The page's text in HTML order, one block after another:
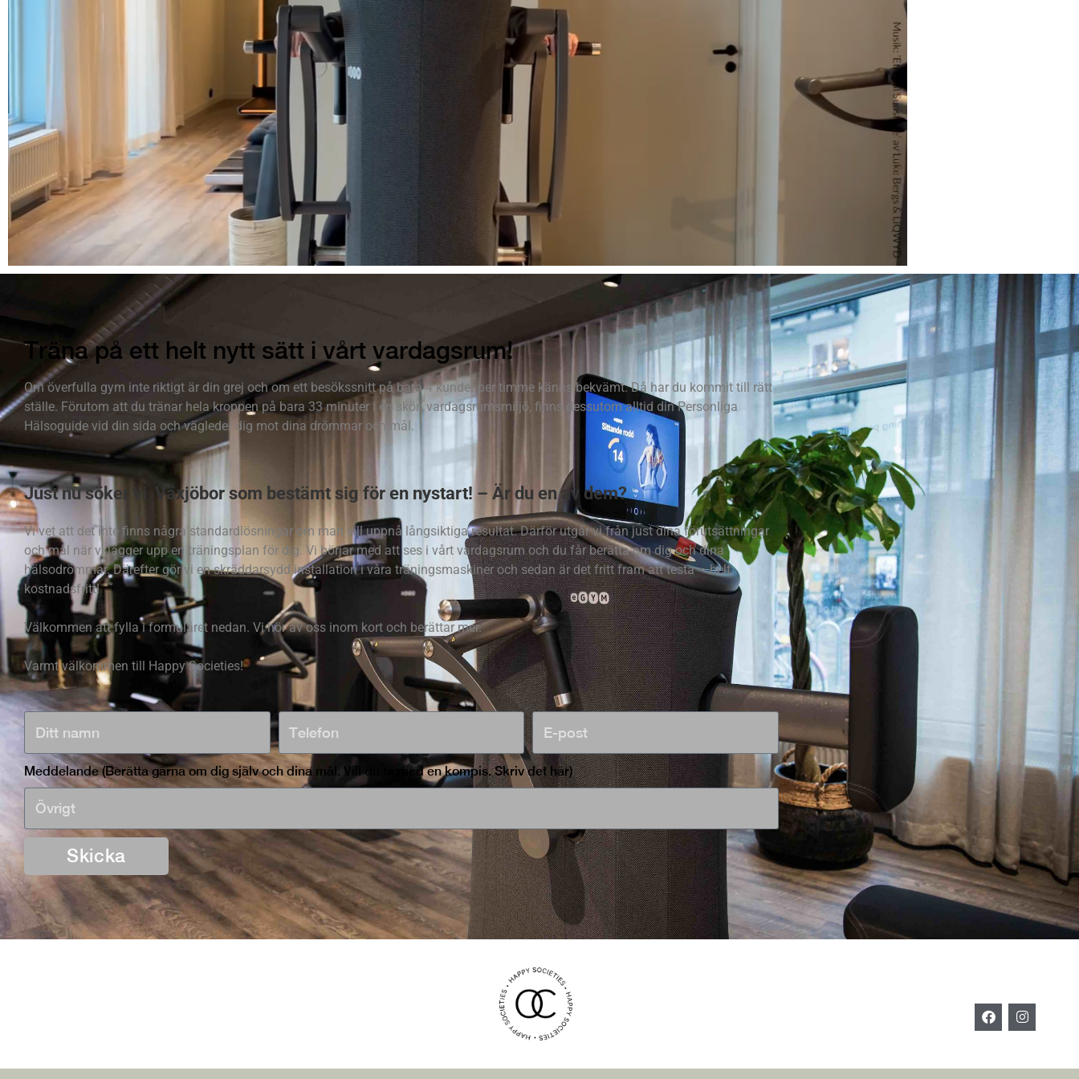
Träna på ett helt nytt sätt i vårt vardagsrum!
Om överfulla gym inte riktigt är din grej och om ett besökssnitt på bara 4 kunder per timme känns bekvämt. Då har du kommit till rätt
ställe. Förutom att du tränar hela kroppen på bara 33 minuter i en skön vardagsrumsmiljö, finns dessutom alltid din Personliga
Hälsoguide vid din sida och vägleder dig mot dina drömmar och mål.
Just nu söker vi Växjöbor som bestämt sig för en nystart! – Är du en av dem?
Vi vet att det inte finns några standardlösningar om man vill uppnå långsiktiga resultat. Därför utgår vi från just dina förutsättningar
och mål när vi lägger upp en träningsplan för dig. Vi börjar med att ses i vårt vardagsrum och du får berätta om dig och dina
hälsodrömmar. Därefter gör vi en skräddarsydd installation i våra träningsmaskiner och sedan är det fritt fram att testa – helt
kostnadsfritt!
Välkommen att fylla i formuläret nedan. Vi hör av oss inom kort och berättar mer.
Varmt välkommen till Happy Societies!
Meddelande (Berätta gärna om dig själv och dina mål. Vill du ta med en kompis. Skriv det här)
Skicka